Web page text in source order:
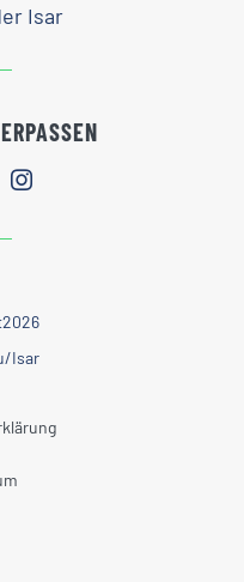
Isar
Isar